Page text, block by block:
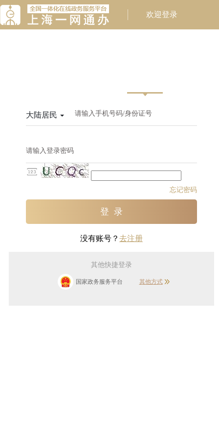
请输入手机号码/身份证号
大陆居民
请输入登录密码
忘记密码
没有账号？ 去注册
其他快捷登录
国家政务服务平台 其他方式